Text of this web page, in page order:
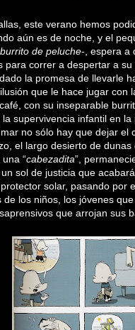
este verano hemos
aún es de noche, y el
burrito de peluche-, espera a
para correr a despertar a
la promesa de llevarle
que le hace jugar con
con su inseparable
supervivencia infantil en
no sólo hay que dejar el
el largo desierto de
“cabezadita”,
sol de justicia que
solar, pasando por
de los niños, los jóvenes
que arrojan sus